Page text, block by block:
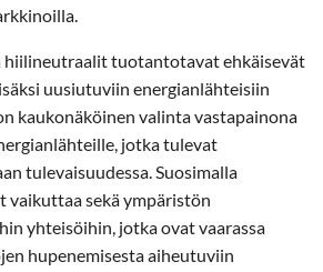
hiilineutraalit tuotantotavat ehkäisevät
uusiutuviin energianlähteisiin
kaukonäköinen valinta vastapainona
jotka tulevat
tulevaisuudessa. Suosimalla
vaikuttaa sekä ympäristön
yhteisöihin, jotka ovat vaarassa
hupenemisesta aiheutuviin